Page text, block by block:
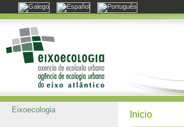
Eixoecologia Inicio